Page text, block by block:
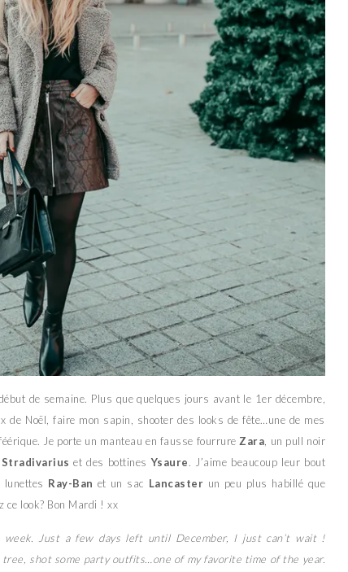
de semaine. Plus que quelques jours avant le 1er décembre,
de Noël, faire mon sapin, shooter des looks de fête…une de mes
Je porte un manteau en fausse fourrure Zara , un pull noir
Stradivarius et des bottinesYsaure. J’aime beaucoup leur bout
lunettes Ray-Ban et un sac Lancaster un peu plus habillé que
ce look? Bon Mardi ! xx
Just a few days left until December, I just can’t wait !
shot some party outfits…one of my favorite time of the year.